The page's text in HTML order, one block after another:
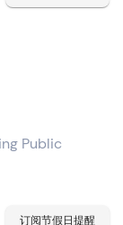
Public
订阅节假日提醒